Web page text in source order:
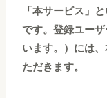
「本サービス」
です。登録ユー
います。）には
ただきます。